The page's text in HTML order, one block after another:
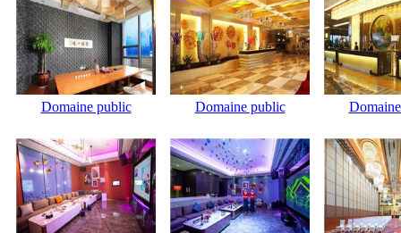
Domaine public Domaine public